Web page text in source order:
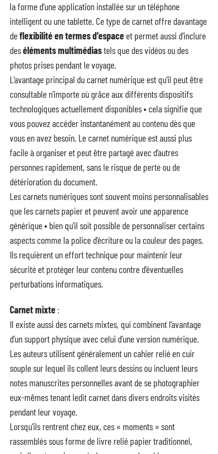
la forme d’une application installée sur un téléphone
intelligent ou une tablette. Ce type de carnet offre davantage
deflexibilité en termes d’espace et permet aussi d’inclure
deséléments multimédiastels que des vidéos ou des
photos prises pendant le voyage.
L’avantage principal du carnet numérique est qu’il peut être
consultable n’importe où grâce aux différents dispositifs
technologiques actuellement disponibles • cela signifie que
vous pouvez accéder instantanément au contenu dès que
vous en avez besoin. Le carnet numérique est aussi plus
facile à organiser et peut être partagé avec d’autres
personnes rapidement, sans le risque de perte ou de
détérioration du document.
Les carnets numériques sont souvent moins personnalisables
que les carnets papier et peuvent avoir une apparence
générique • bien qu’il soit possible de personnaliser certains
aspects comme la police d’écriture ou la couleur des pages.
Ils requièrent un effort technique pour maintenir leur
sécurité et protéger leur contenu contre d’éventuelles
perturbations informatiques.
Carnet mixte :
Il existe aussi des carnets mixtes, qui combinent l’avantage
d’un support physique avec celui d’une version numérique.
Les auteurs utilisent généralement un cahier relié en cuir
souple sur lequel ils collent leurs dessins ou incluent leurs
notes manuscrites personnelles avant de se photographier
eux-mêmes tenant ledit carnet dans divers endroits visités
pendant leur voyage.
Lorsqu’ils rentrent chez eux, ces « moments » sont
rassemblés sous forme de livre relié papier traditionnel,